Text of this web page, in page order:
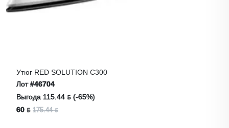
Утюг RED SOLUTION C300
Лот#46704
Выгода 115.44 ƃ (-65%)
60 ƃ 175.44 ƃ